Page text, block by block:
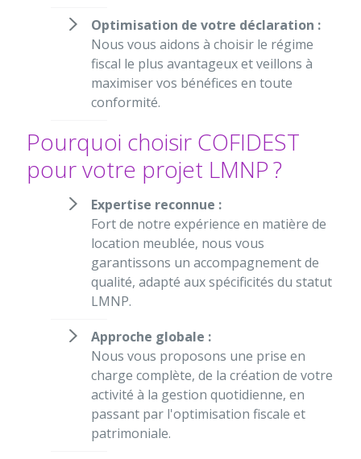
Optimisation de votre déclaration :
Nous vous aidons à choisir le régime
fiscal le plus avantageux et veillons à
maximiser vos bénéfices en toute
conformité.
Pourquoi choisir COFIDEST
pour votre projet LMNP ?
Expertise reconnue :
Fort de notre expérience en matière de
location meublée, nous vous
garantissons un accompagnement de
qualité, adapté aux spécificités du statut
LMNP.
Approche globale :
Nous vous proposons une prise en
charge complète, de la création de votre
activité à la gestion quotidienne, en
passant par l'optimisation fiscale et
patrimoniale.